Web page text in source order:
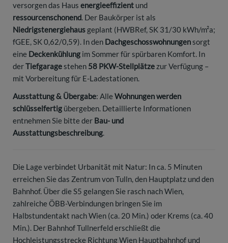
versorgen das Haus energieeffizient und
ressourcenschonend. Der Baukörper ist als
Niedrigstenergiehaus geplant (HWBRef, SK 31/30 kWh/m²a;
fGEE, SK 0,62/0,59). In den Dachgeschosswohnungensorgt
eine Deckenkühlung im Sommer für spürbaren Komfort. In
derTiefgaragestehen 58 PKW-Stellplätzezur Verfügung –
mit Vorbereitung für E-Ladestationen.
Ausstattung & Übergabe: Alle Wohnungen werden
schlüsselfertig übergeben. Detaillierte Informationen
entnehmen Sie bitte der Bau- und
Ausstattungsbeschreibung.
Die Lage verbindet Urbanität mit Natur: In ca. 5 Minuten
erreichen Sie das Zentrum von Tulln, den Hauptplatz und den
Bahnhof. Über die S5 gelangen Sie rasch nach Wien,
zahlreiche ÖBB-Verbindungen bringen Sie im
Halbstundentakt nach Wien (ca. 20 Min.) oder Krems (ca. 40
Min.). Der Bahnhof Tullnerfeld erschließt die
Hochleistungsstrecke Richtung Wien Hauptbahnhof und